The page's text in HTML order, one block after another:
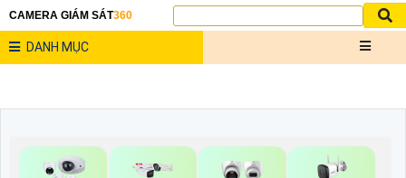
CAMERA GIÁM SÁT360
DANH MỤC